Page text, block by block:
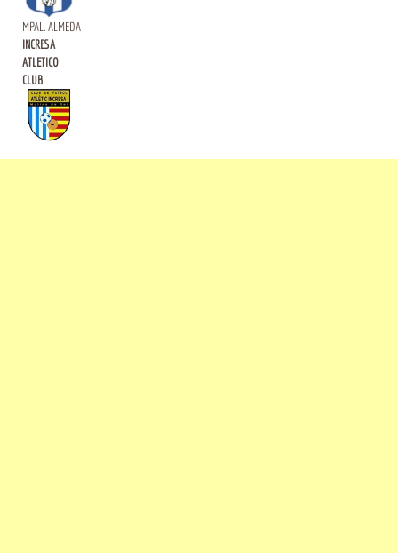
MPAL. ALMEDA
INCRESA
ATLETICO
CLUB